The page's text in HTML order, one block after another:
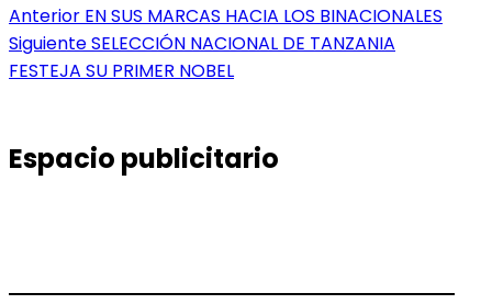
Navegación
de
Anterior Entrada
anterior:
EN SUS MARCAS HACIA LOS BINACIONALES
SiguienteEntrada
siguiente:
SELECCIÓN NACIONAL DE TANZANIA
FESTEJA SU PRIMER NOBEL
Espacio publicitario